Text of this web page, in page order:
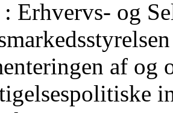
Erhvervs- og
af og